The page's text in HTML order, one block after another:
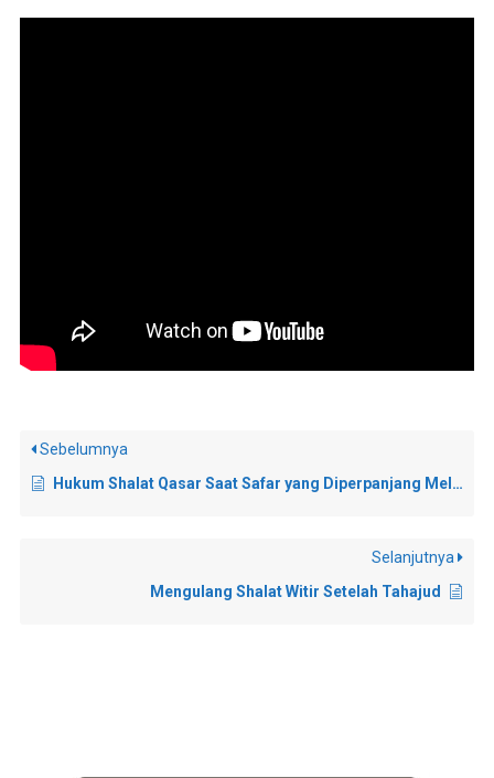
Sebelumnya
Hukum Shalat Qasar Saat Safar yang Diperpanjang Melebihi 4 Hari
Selanjutnya
Mengulang Shalat Witir Setelah Tahajud